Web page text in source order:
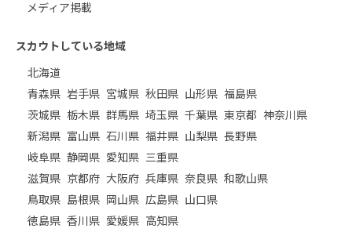
メディア掲載
スカウトしている地域
北海道
青森県 岩手県 宮城県 秋田県 山形県 福島県
茨城県 栃木県 群馬県 埼玉県 千葉県 東京都 神奈川県
新潟県 富山県 石川県 福井県 山梨県 長野県
岐阜県 静岡県 愛知県 三重県
滋賀県 京都府 大阪府 兵庫県 奈良県 和歌山県
鳥取県 島根県 岡山県 広島県 山口県
徳島県 香川県 愛媛県 高知県